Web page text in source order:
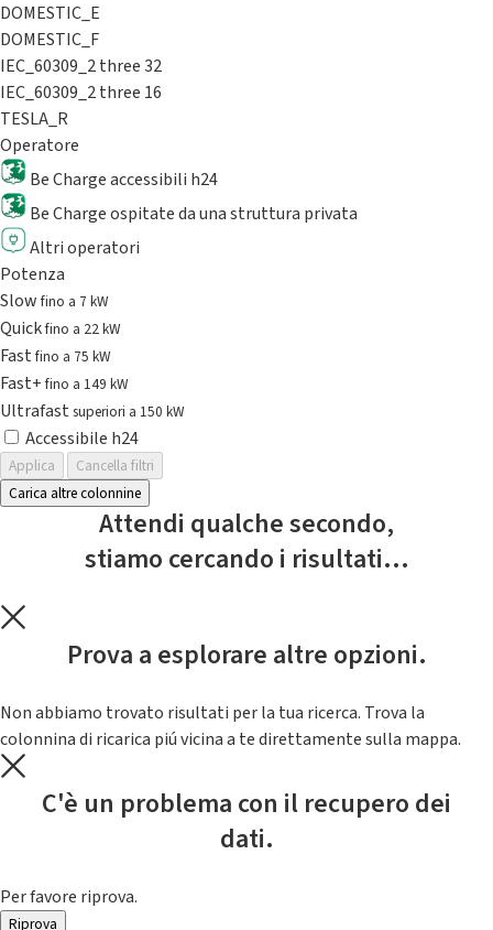
DOMESTIC_E
DOMESTIC_F
IEC_60309_2 three 32
IEC_60309_2 three 16
TESLA_R
Operatore
Be Charge accessibili h24
Be Charge ospitate da una struttura privata
Altri operatori
Potenza
Slowfino a 7 kW
Quickfino a 22 kW
Fastfino a 75 kW
Fast+fino a 149 kW
Ultrafast superiori a 150 kW
Accessibile h24
Applica
Cancella filtri
Carica altre colonnine
Attendi qualche secondo,
stiamo cercando i risultati...
Prova a esplorare altre opzioni.
Non abbiamo trovato risultati per la tua ricerca. Trova la
colonnina di ricarica piú vicina a te direttamente sulla mappa.
C'è un problema con il recupero dei
dati.
Per favore riprova.
Riprova